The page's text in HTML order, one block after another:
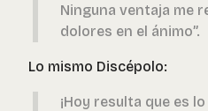
Ninguna ventaja me
dolores en el ánimo”.
Lo mismo Discépolo:
¡Hoy resulta que es